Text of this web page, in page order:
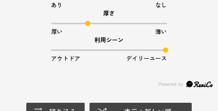
あり
なし
厚さ
厚い
薄い
利用シーン
アウトドア デイリーユース